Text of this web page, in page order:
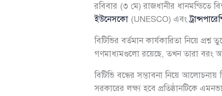
রবিবার (৩ মে) রাজধানীর
ইউনেসকো (UNESCO) এবং
বিটিভির বর্তমান কার্যকারিতা নিয়ে
গণমাধ্যমগুলো রয়েছে, তখন তারা বরং
বিটিভি বন্ধের সম্ভাবনা নিয়ে
সরকারের লক্ষ্য হবে প্রতিষ্ঠানটিকে